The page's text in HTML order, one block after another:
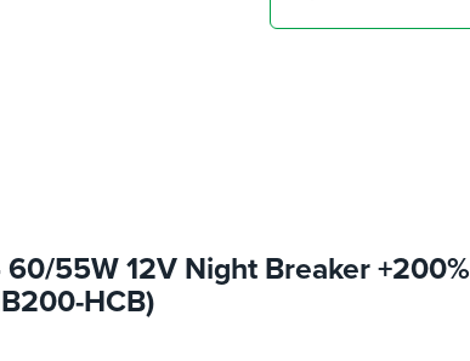
55W 12V Night Breaker +200%
HCB)